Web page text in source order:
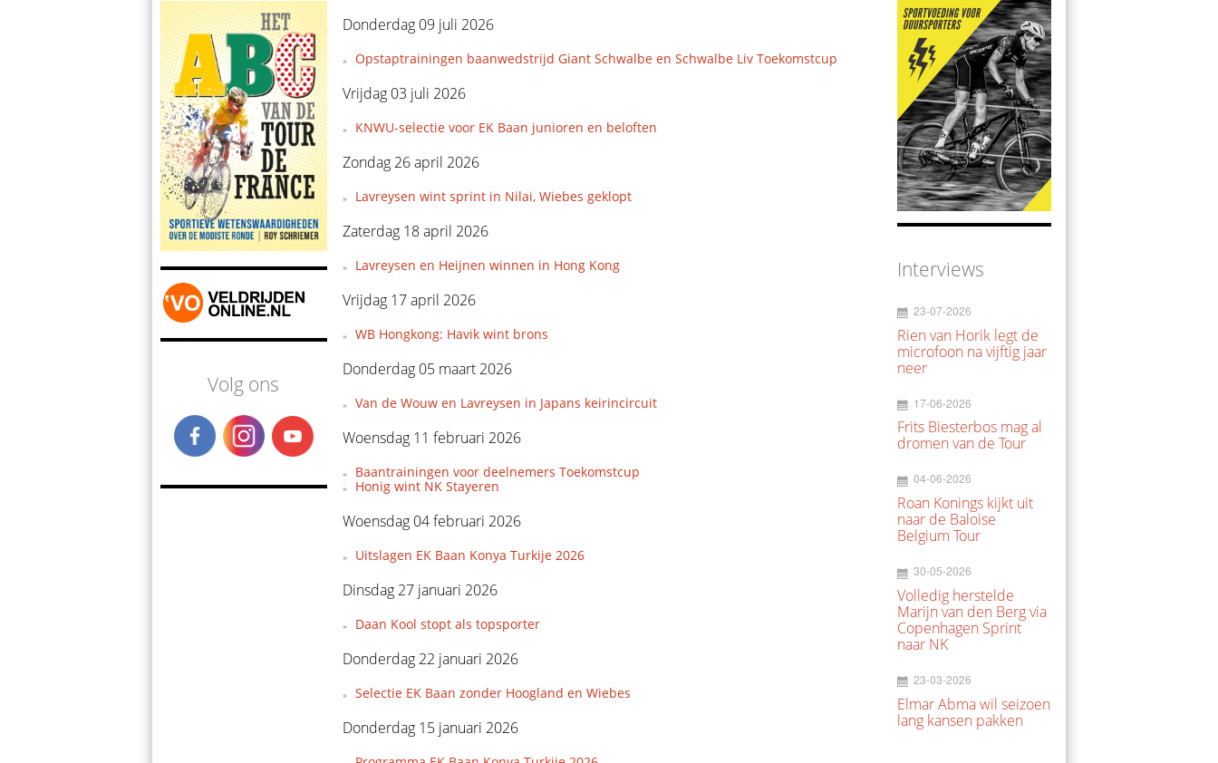
Volg ons
Donderdag 09 juli 2026
Opstaptrainingen baanwedstrijd Giant Schwalbe en Schwalbe Liv Toekomstcup
Vrijdag 03 juli 2026
KNWU-selectie voor EK Baan junioren en beloften
Zondag 26 april 2026
Lavreysen wint sprint in Nilai, Wiebes geklopt
Zaterdag 18 april 2026
Lavreysen en Heijnen winnen in Hong Kong
Vrijdag 17 april 2026
WB Hongkong: Havik wint brons
Donderdag 05 maart 2026
Van de Wouw en Lavreysen in Japans keirincircuit
Woensdag 11 februari 2026
Baantrainingen voor deelnemers Toekomstcup
Honig wint NK Stayeren
Woensdag 04 februari 2026
Uitslagen EK Baan Konya Turkije 2026
Dinsdag 27 januari 2026
Daan Kool stopt als topsporter
Donderdag 22 januari 2026
Selectie EK Baan zonder Hoogland en Wiebes
Donderdag 15 januari 2026
Interviews
23-07-2026
Rien van Horik legt de
microfoon na vijftig jaar
neer
17-06-2026
Frits Biesterbos mag al
dromen van de Tour
04-06-2026
Roan Konings kijkt uit
naar de Baloise
Belgium Tour
30-05-2026
Volledig herstelde
Marijn van den Berg via
Copenhagen Sprint
naar NK
23-03-2026
Elmar Abma wil seizoen
lang kansen pakken